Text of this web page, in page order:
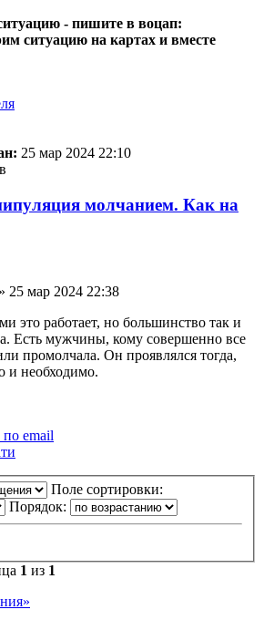
- пишите в воцап:
ситуацию на картах и вместе
25 мар 2024 22:10
молчанием. Как на
» 25 мар 2024 22:38
это работает, но большинство так и
Есть мужчины, кому совершенно все
промолчала. Он проявлялся тогда,
и необходимо.
email
Поле сортировки:
Порядок:
1 из 1